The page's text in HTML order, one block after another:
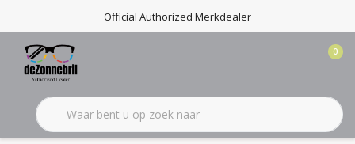
Official Authorized Merkdealer
0